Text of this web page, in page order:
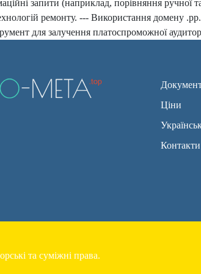
запити (наприклад, порівняння
ремонту. --- Використання домену
для залучення платоспроможної
Ціни
Контакти
та суміжні права.